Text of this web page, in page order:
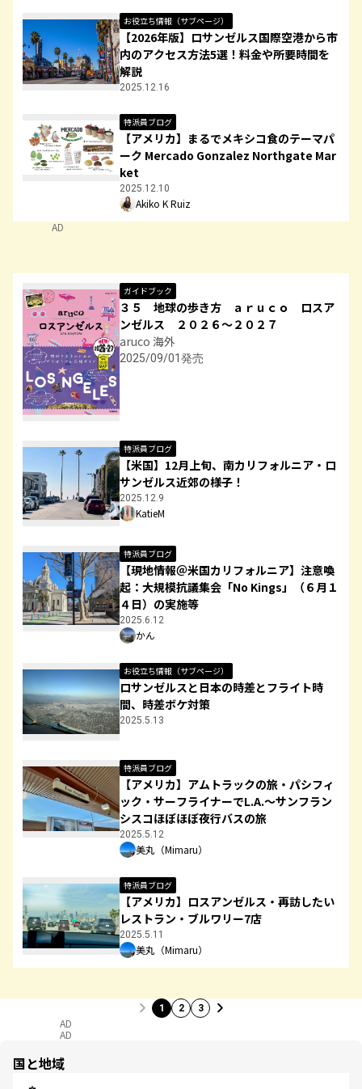
お役立ち情報（サブページ）
【2026年版】ロサンゼルス国際空港から市
内のアクセス方法5選！料金や所要時間を
解説
2025.12.16
特派員ブログ
【アメリカ】まるでメキシコ食のテーマパ
ーク Mercado Gonzalez Northgate Mar
ket
2025.12.10
Akiko K Ruiz
AD
ガイドブック
３５ 地球の歩き方 ａｒｕｃｏ ロスア
ンゼルス ２０２６～２０２７
aruco 海外
2025/09/01発売
特派員ブログ
【米国】12月上旬、南カリフォルニア・ロ
サンゼルス近郊の様子！
2025.12.9
KatieM
特派員ブログ
【現地情報＠米国カリフォルニア】注意喚
起：大規模抗議集会「No Kings」（６月１
４日）の実施等
2025.6.12
かん
お役立ち情報（サブページ）
ロサンゼルスと日本の時差とフライト時
間、時差ボケ対策
2025.5.13
特派員ブログ
【アメリカ】アムトラックの旅・パシフィ
ック・サーフライナーでL.A.〜サンフラン
シスコほぼほぼ夜行バスの旅
2025.5.12
美丸（Mimaru）
特派員ブログ
【アメリカ】ロスアンゼルス・再訪したい
レストラン・ブルワリー7店
2025.5.11
美丸（Mimaru）
1 2 3
AD
AD
国と地域